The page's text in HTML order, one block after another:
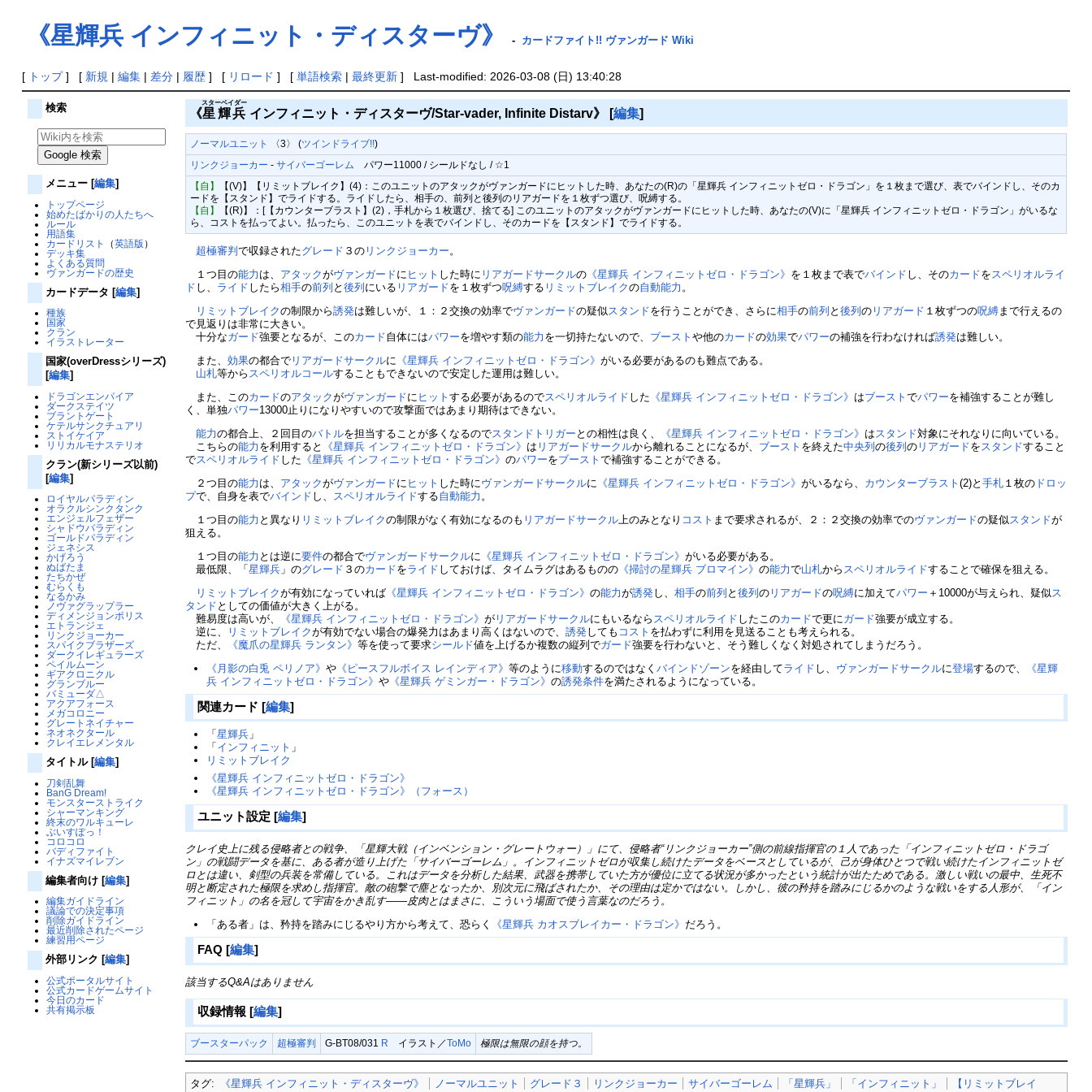
《星輝兵 インフィニット・ディスターヴ》 - カードファイト!! ヴァンガード Wiki
[ トップ] [ 新規 | 編集| 差分| 履歴] [ リロード ] [ 単語検索| 最終更新] Last-modified: 2026-03-08 (日) 13:40:28
検索
メニュー [編集]
トップページ
始めたばかりの人たちへ
ルール
用語集
カードリスト
（英語版 ）
デッキ集
よくある質問
ヴァンガードの歴史
カードデータ [編集]
種族
国家
クラン
イラストレーター
国家(overDressシリーズ)
[編集]
ドラゴンエンパイア
ダークステイツ
ブラントゲート
ケテルサンクチュアリ
ストイケイア
リリカルモナステリオ
クラン(新シリーズ以前)
[編集]
ロイヤルパラディン
オラクルシンクタンク
エンジェルフェザー
シャドウパラディン
ゴールドパラディン
ジェネシス
かげろう
ぬばたま
たちかぜ
むらくも
なるかみ
ノヴァグラップラー
ディメンジョンポリス
エトランジェ
リンクジョーカー
スパイクブラザーズ
ダークイレギュラーズ
ペイルムーン
ギアクロニクル
グランブルー
バミューダ△
アクアフォース
メガコロニー
グレートネイチャー
ネオネクタール
クレイエレメンタル
タイトル [編集]
刀剣乱舞
BanG Dream!
モンスターストライク
シャーマンキング
終末のワルキューレ
ぶいすぽっ！
コロコロ
バディファイト
イナズマイレブン
編集者向け [編集]
編集ガイドライン
議論での決定事項
削除ガイドライン
最近削除されたページ
練習用ページ
外部リンク [編集]
公式ポータルサイト
公式カードゲームサイト
今日のカード
共有掲示板
《星輝兵
スターベイダー
インフィニット・ディスターヴ/Star-vader, Infinite Distarv》 [編集]
ノーマルユニット 〈3〉 (ツインドライブ!!)
リンクジョーカー -サイバーゴーレム
パワー11000 / シールドなし / ☆1
【自】
【(V)】【リミットブレイク】(4)：このユニットのアタックがヴァンガードにヒットした時、あなたの(R)の「星輝兵 インフィニットゼロ・ドラゴン」を１枚まで選び、表でバインドし、そのカ
ードを【スタンド】でライドする。ライドしたら、相手の、前列と後列のリアガードを１枚ずつ選び、呪縛する。
【自】
【(R)】：[【カウンターブラスト】(2)，手札から１枚選び、捨てる] このユニットのアタックがヴァンガードにヒットした時、あなたの(V)に「星輝兵 インフィニットゼロ・ドラゴン」がいるな
ら、コストを払ってよい。払ったら、このユニットを表でバインドし、そのカードを【スタンド】でライドする。
超極審判で収録されたグレード ３の リンクジョーカー。
１つ目の能力 は、 アタックがヴァンガードに ヒット した時に リアガードサークルの 《星輝兵 インフィニットゼロ・ドラゴン》 を１枚まで表でバインド し、そのカードをスペリオルライ
ド し、 ライド したら相手の前列 と後列 にいる リアガードを１枚ずつ呪縛する リミットブレイクの自動能力 。
リミットブレイクの制限から誘発は難しいが、１：２交換の効率でヴァンガードの疑似 スタンドを行うことができ、さらに相手の前列 と後列の リアガード １枚ずつの呪縛 まで行えるの
で見返りは非常に大きい。
十分なガード強要となるが、このカード自体にはパワーを増やす類の能力 を一切持たないので、 ブーストや他のカードの効果でパワーの補強を行わなければ誘発は難しい。
また、効果の都合で リアガードサークルに 《星輝兵 インフィニットゼロ・ドラゴン》がいる必要があるのも難点である。
山札等から スペリオルコールすることもできないので安定した運用は難しい。
また、このカードのアタックがヴァンガードに ヒットする必要があるのでスペリオルライド した 《星輝兵 インフィニットゼロ・ドラゴン》 はブーストでパワーを補強することが難し
く、単独パワー13000止りになりやすいので攻撃面ではあまり期待はできない。
能力の都合上、２回目のバトルを担当することが多くなるのでスタンドトリガー との相性は良く、 《星輝兵 インフィニットゼロ・ドラゴン》 は スタンド対象にそれなりに向いている。
こちらの能力 を利用すると 《星輝兵 インフィニットゼロ・ドラゴン》 は リアガードサークルから離れることになるが、 ブースト を終えた中央列の後列の リアガードを スタンドすること
でスペリオルライド した 《星輝兵 インフィニットゼロ・ドラゴン》のパワーをブーストで補強することができる。
２つ目の能力 は、 アタックがヴァンガードに ヒット した時にヴァンガードサークルに 《星輝兵 インフィニットゼロ・ドラゴン》がいるなら、 カウンターブラスト(2)と手札 １枚の ドロッ
プで、自身を表でバインド し、 スペリオルライドする自動能力 。
１つ目の能力 と異なり リミットブレイクの制限がなく有効になるのも リアガードサークル 上のみとなり コスト まで要求されるが、２：２交換の効率でのヴァンガードの疑似 スタンドが
狙える。
１つ目の能力 とは逆に要件の都合でヴァンガードサークルに 《星輝兵 インフィニットゼロ・ドラゴン》がいる必要がある。
最低限、「星輝兵 」のグレード ３のカードをライド しておけば、タイムラグはあるものの 《掃討の星輝兵 ブロマイン》の能力で山札から スペリオルライドすることで確保を狙える。
リミットブレイクが有効になっていれば 《星輝兵 インフィニットゼロ・ドラゴン》の能力が誘発し、相手の前列 と後列の リアガードの呪縛に加えてパワー ＋10000が与えられ、疑似 ス
タンド としての価値が大きく上がる。
難易度は高いが、
《星輝兵 インフィニットゼロ・ドラゴン》が リアガードサークルにもいるなら スペリオルライド したこのカードで更にガード強要が成立する。
逆に、
リミットブレイクが有効でない場合の爆発力はあまり高くはないので、誘発しても コスト を払わずに利用を見送ることも考えられる。
ただ、
《魔爪の星輝兵 ランタン》等を使って要求シールド値を上げるか複数の縦列でガード強要を行わないと、そう難しくなく対処されてしまうだろう。
《月影の白兎 ペリノア》や 《ピースフルボイス レインディア》等のように移動するのではなくバインドゾーンを経由してライド し、 ヴァンガードサークルに登場するので、
《星輝
兵 インフィニットゼロ・ドラゴン》や 《星輝兵 ゲミンガー・ドラゴン》の誘発条件を満たされるようになっている。
関連カード [編集]
「星輝兵 」
「 インフィニット 」
リミットブレイク
《星輝兵 インフィニットゼロ・ドラゴン》
《星輝兵 インフィニットゼロ・ドラゴン》（フォース）
ユニット設定 [編集]
クレイ史上に残る侵略者との戦争、「星輝大戦（インベンション・グレートウォー）」にて、侵略者“リンクジョーカー”側の前線指揮官の１人であった「インフィニットゼロ・ドラゴ
ン」の戦闘データを基に、ある者が造り上げた「サイバーゴーレム」。インフィニットゼロが収集し続けたデータをベースとしているが、己が身体ひとつで戦い続けたインフィニットゼ
ロとは違い、剣型の兵装を常備している。これはデータを分析した結果、武器を携帯していた方が優位に立てる状況が多かったという統計が出たためである。激しい戦いの最中、生死不
明と断定された極限を求めし指揮官。敵の砲撃で塵となったか、別次元に飛ばされたか、その理由は定かではない。しかし、彼の矜持を踏みにじるかのような戦いをする人形が、「イン
フィニット」の名を冠して宇宙をかき乱す――皮肉とはまさに、こういう場面で使う言葉なのだろう。
「ある者」は、矜持を踏みにじるやり方から考えて、恐らく
《星輝兵 カオスブレイカー・ドラゴン》 だろう。
FAQ [編集]
該当するQ&Aはありません
収録情報 [編集]
ブースターパック 超極審判 G-BT08/031 R イラスト／ToMo 極限は無限の顔を持つ。
タグ: 《星輝兵 インフィニット・ディスターヴ》 ノーマルユニット グレード３ リンクジョーカー サイバーゴーレム 「星輝兵」 「インフィニット」
【リミットブレイ